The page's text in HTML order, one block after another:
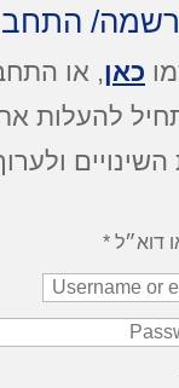
/
כאן, או
להעלות את
דוא״ל *